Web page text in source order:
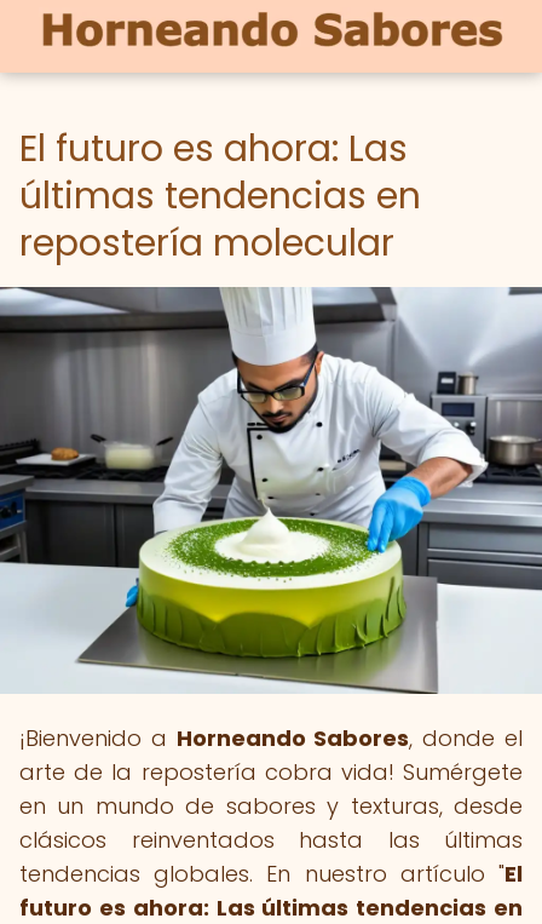
El futuro es ahora: Las
últimas tendencias en
repostería molecular
¡Bienvenido a Horneando Sabores, donde el
arte de la repostería cobra vida! Sumérgete
en un mundo de sabores y texturas, desde
clásicos reinventados hasta las últimas
tendencias globales. En nuestro artículo "El
futuro es ahora: Las últimas tendencias en